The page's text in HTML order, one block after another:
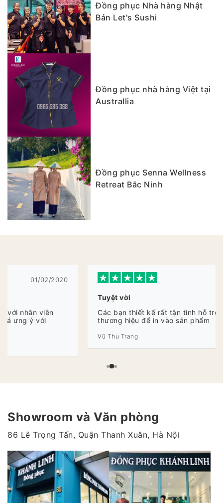
Đồng phục Nhà hàng Nhật
Bản Let's Sushi
Đồng phục nhà hàng Việt tại
Australlia
Đồng phục Senna Wellness
Retreat Bắc Ninh
Các bạn thiết kế rất tận tình hỗ trợ thiết kế Logo
thương hiệu để in vào sản phẩm
Showroom và Văn phòng
86 Lê Trọng Tấn, Quận Thanh Xuân, Hà Nội